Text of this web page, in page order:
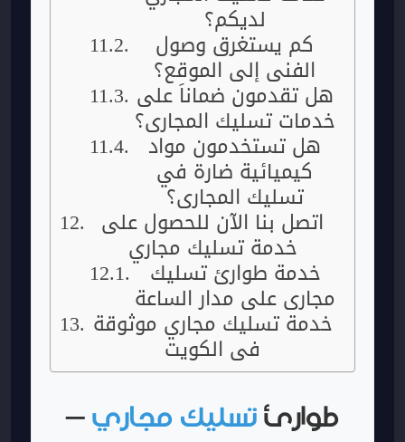
لديكم؟
كم يستغرق وصول
الفني إلى الموقع؟
هل تقدمون ضماناً على
خدمات تسليك المجاري؟
هل تستخدمون مواد
كيميائية ضارة في
تسليك المجاري؟
اتصل بنا الآن للحصول على
خدمة تسليك مجاري
خدمة طوارئ تسليك
مجاري على مدار الساعة
خدمة تسليك مجاري موثوقة
في الكويت
طوارئتسليك مجاري–